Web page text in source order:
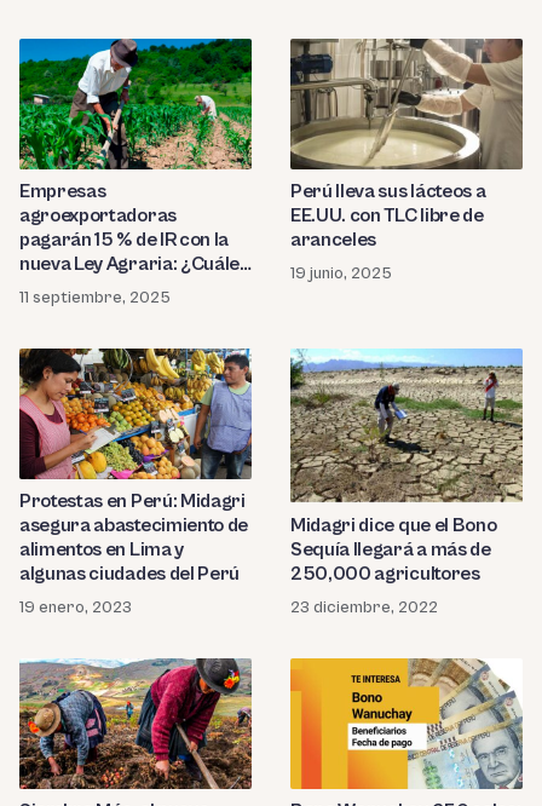
Empresas
agroexportadoras
pagarán 15 % de IR con la
nueva Ley Agraria: ¿Cuáles
son sus beneficios?
11 septiembre, 2025
Perú lleva sus lácteos a
EE.UU. con TLC libre de
aranceles
19 junio, 2025
Protestas en Perú: Midagri
asegura abastecimiento de
alimentos en Lima y
algunas ciudades del Perú
19 enero, 2023
Midagri dice que el Bono
Sequía llegará a más de
250,000 agricultores
23 diciembre, 2022